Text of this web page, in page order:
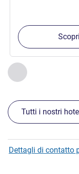
Precedente -
Pagina ,
Tutti i nostri
Dettagli di contatto